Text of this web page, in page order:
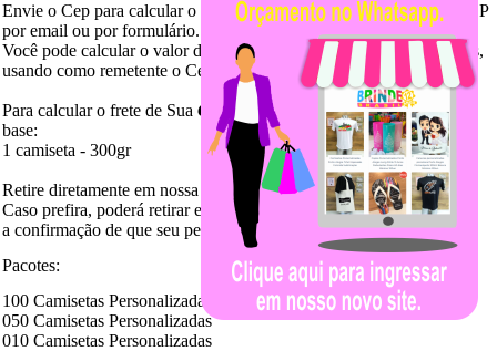
Envie o Cep para calcular o valor de frete. Você pode enviar seu CEP
por email ou por formulário.
Você pode calcular o valor do frete, diretamente no site dos Correios,
usando como remetente o Cep 91040
Para calcular o frete de Sua Camiseta Personalizada use peso como
base:
1 camiseta - 300gr
Retire diretamente em nossa loja suasCamisetas Personalizadas
Caso prefira, poderá retirar em nossa loja assim que receber
a confirmação de que seu pedido está pronto.
Pacotes:
100 Camisetas Personalizadas
050 Camisetas Personalizadas
010 Camisetas Personalizadas